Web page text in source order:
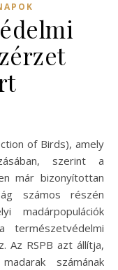
szerint a
már bizonyítottan
számos részén
madárpopulációk
Az RSPB azt állítja,
számának